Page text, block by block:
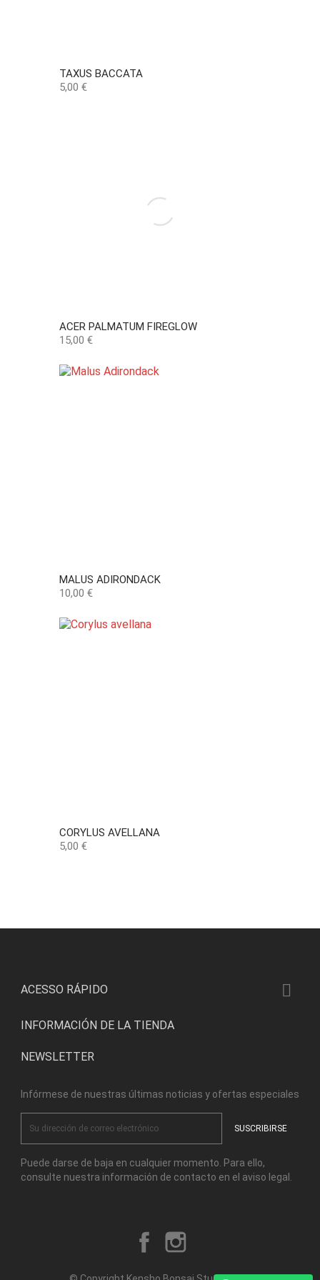
TAXUS BACCATA
Precio
5,00 €
ACER PALMATUM FIREGLOW
Precio
15,00 €
MALUS ADIRONDACK
Precio
10,00 €
CORYLUS AVELLANA
Precio
5,00 €
ACESSO RÁPIDO 
INFORMACIÓN DE LA TIENDA
NEWSLETTER
Infórmese de nuestras últimas noticias y ofertas especiales
Puede darse de baja en cualquier momento. Para ello,
consulte nuestra información de contacto en el aviso legal.
Facebook